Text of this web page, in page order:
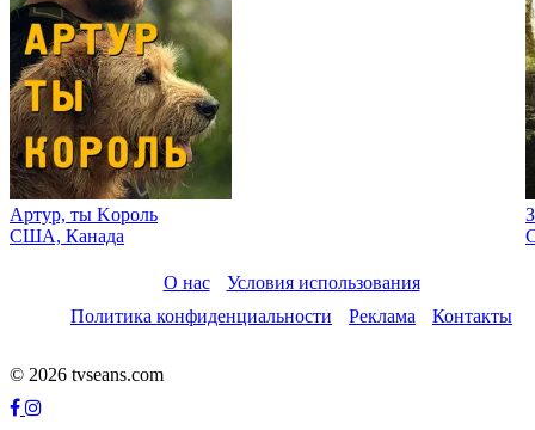
Артур, ты Kороль
США, Канада
О нас
Условия использования
Политика конфиденциальности
Реклама Контакты
© 2026 tvseans.com